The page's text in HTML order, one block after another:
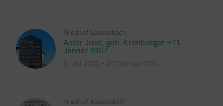
Friedhof Lackenbach
Adler Julie, geb. Kronberger – 11.
Jänner 1907
Friedhof Kobersdorf